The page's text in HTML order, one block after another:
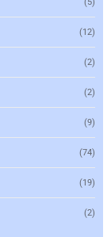
(12)
(2)
(2)
(9)
(74)
(19)
(2)